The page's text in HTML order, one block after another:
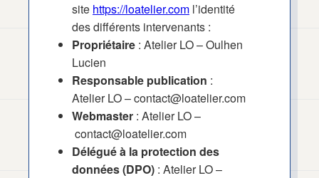
site https://loatelier.com l’identité
des différents intervenants :
Propriétaire : Atelier LO – Oulhen
Lucien
Responsable publication :
Atelier LO –contact@loatelier.com
Webmaster : Atelier LO –
contact@loatelier.com
Délégué à la protection des
données (DPO) : Atelier LO –